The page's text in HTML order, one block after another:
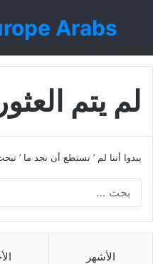
Arabs
بحث
لم يتم
يبدوا أننا لم ’ نستطع أن نجد ما ’
الأشهر